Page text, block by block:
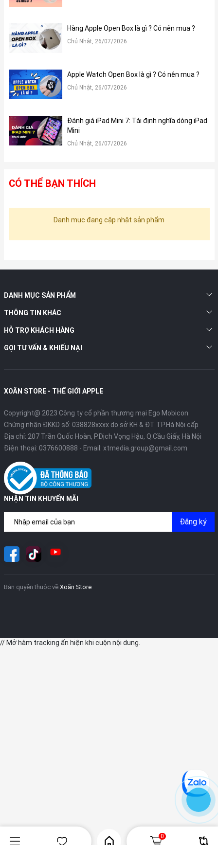
Hàng Apple Open Box là gì ? Có nên mua ?
Chủ Nhật, 26/07/2026
Apple Watch Open Box là gì ? Có nên mua ?
Chủ Nhật, 26/07/2026
Đánh giá iPad Mini 7: Tái định nghĩa dòng iPad
Mini
Chủ Nhật, 26/07/2026
CÓ THỂ BẠN THÍCH
Danh mục đang cập nhật sản phẩm
DANH MỤC SẢN PHẨM
THÔNG TIN KHÁC
HỖ TRỢ KHÁCH HÀNG
GỌI TƯ VẤN & KHIẾU NẠI
XOĂN STORE - THẾ GIỚI APPLE
Copyright@ 2023 Công ty cổ phần thương mại Ego Mobicon
Chứng nhận ĐKKD số: 038828xxxx do sở KH & ĐT TP.Hà Nội cấp
Địa chỉ: 207 Trần Quốc Hoàn, P.Dịch Vọng Hậu, Q.Cầu Giấy, Hà Nội
Điện thoại: 0376600888 - Email: xtmedia.group@gmail.com
NHẬN TIN KHUYẾN MÃI
Đăng ký
Bản quyền thuộc về Xoăn Store
0
// Mở hàm tracking ẩn hiện khi cuộn nội dung.